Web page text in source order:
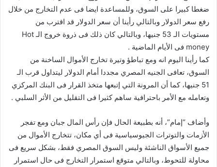
ضغطا كبيرا على السوق، وللمساعدة ايضا فى عدم التخارج من خلال
رفع سعر الدولار وبالتالي رأينا أن سعر الدولار قد اقترب من
مستويات الـ 53 جنيها، وبالتالي كان ذلك فى ذروة خروج الـ Hot
money فى الأيام الماضية .
كما رأينا اليوم انه ومع تباطؤ وتيرة تخارج الأموال الساخنة من
السوق، تعافى الجنيه المصري مجددا أمام الدولار ليتداول قرب الـ
51 جنيها، كما أن المرونة التي إتبعها متخذ القرار فى البنك المركزي
وتعامله مع الأمر باحترافية ساهم كثيرا فى التقليل من الأثر السلبي .
وأضاف “إمام”، أنه بطبيعة الحال فإن رأس المال جبان ومع تفجر
الأزمات والتوترات الجيوسياسية فى أي مكان، تتخارج الأموال من
جميع الأسواق الناشئة وليس السوق المصري فقط، بشكل سريع فى
محاولة للتحوط، وبالتالي متوقع استمرار التخارج فى حال استمرار